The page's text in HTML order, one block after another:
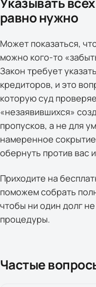
равно нужно
Может показаться,
можно кого-то
Закон требует
кредиторов, и это
которую суд
«незаявившихся»
пропусков, а не для
намеренное
обернуть против вас
Приходите на
поможем собрать
чтобы ни один долг
процедуры.
Частые